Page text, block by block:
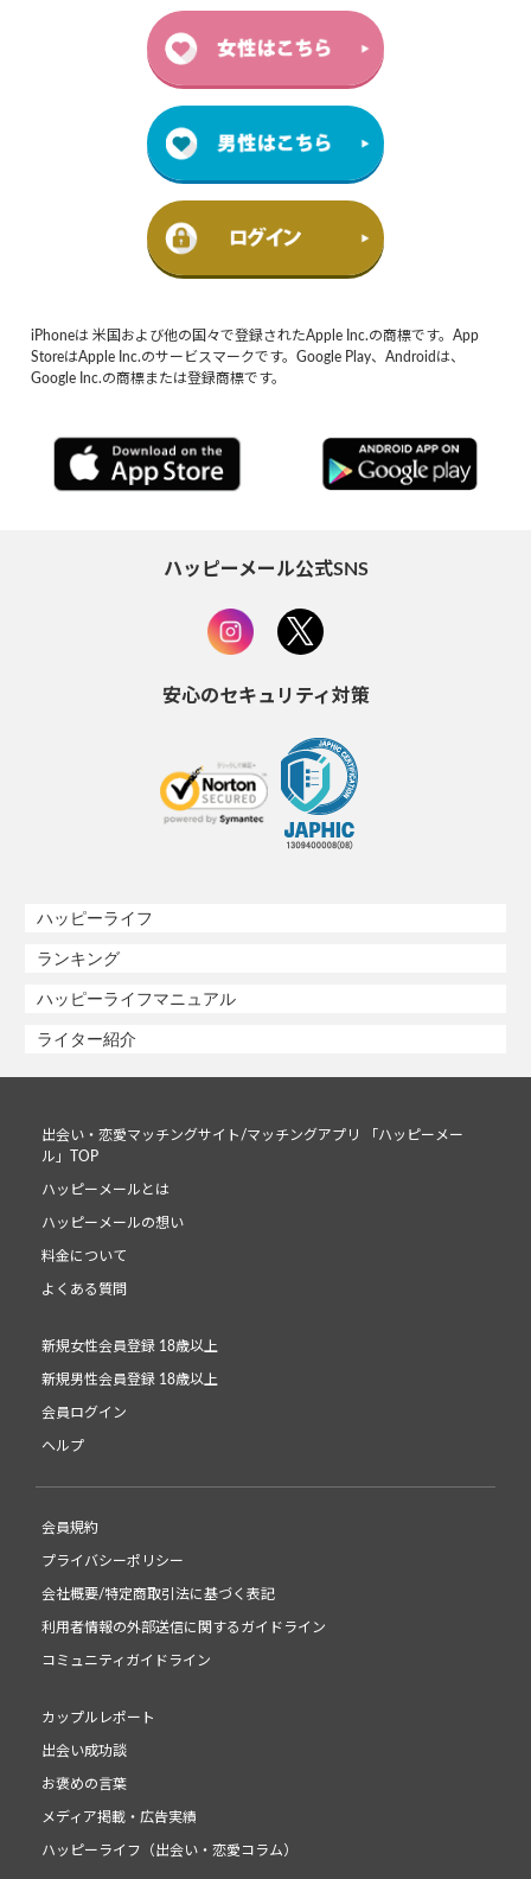
iPhoneは 米国および他の国々で登録されたApple Inc.の商標です。App
StoreはApple Inc.のサービスマークです。Google Play、Androidは、
Google Inc.の商標または登録商標です。
ハッピーメール公式SNS
安心のセキュリティ対策
ハッピーライフ
ランキング
ハッピーライフマニュアル
ライター紹介
出会い・恋愛マッチングサイト/マッチングアプリ 「ハッピーメー
ル」TOP
ハッピーメールとは
ハッピーメールの想い
料金について
よくある質問
新規女性会員登録 18歳以上
新規男性会員登録 18歳以上
会員ログイン
ヘルプ
会員規約
プライバシーポリシー
会社概要/特定商取引法に基づく表記
利用者情報の外部送信に関するガイドライン
コミュニティガイドライン
カップルレポート
出会い成功談
お褒めの言葉
メディア掲載・広告実績
ハッピーライフ（出会い・恋愛コラム）